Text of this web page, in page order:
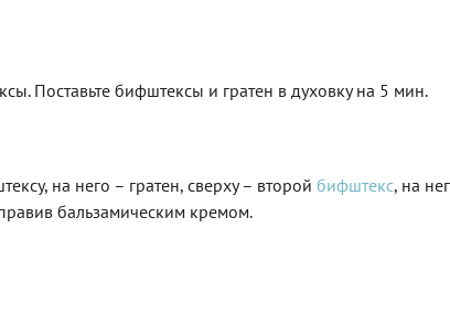
Поставьте бифштексы и гратен в духовку на 5 мин.
на него – гратен, сверху – второй бифштекс, на
бальзамическим кремом.